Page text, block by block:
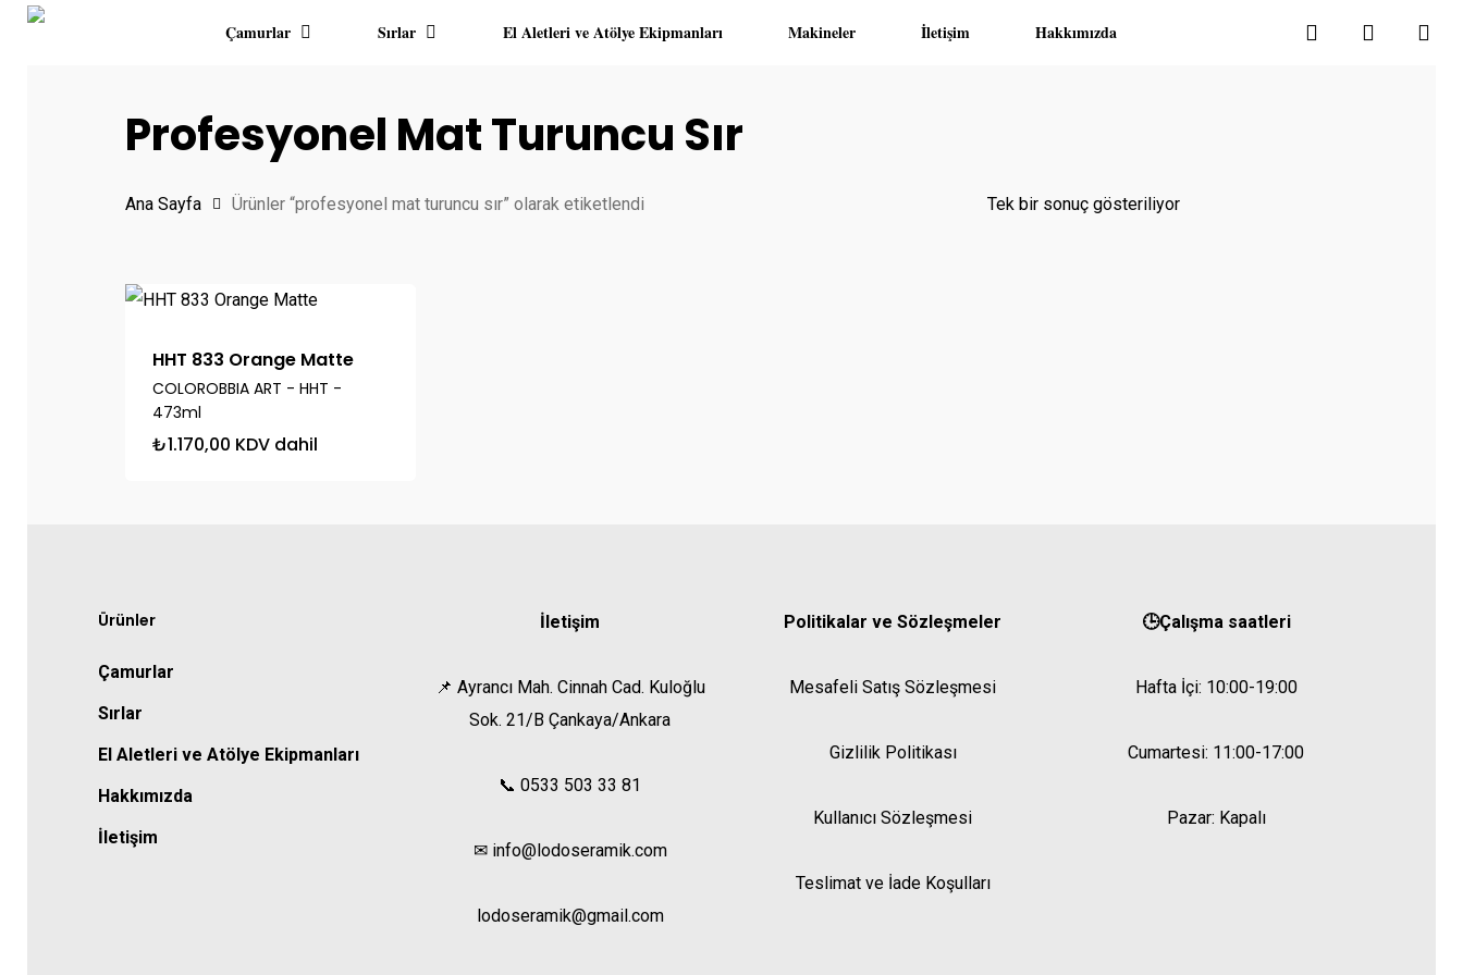
Skip
Hit enter to search or ESC to close
Çamurlar Sırlar El Aletleri ve Atölye Ekipmanları Makineler İletişim Hakkımızda search account
Profesyonel Mat Turuncu Sır
Tek bir sonuç gösteriliyor
Ana Sayfa Ürünler “profesyonel mat turuncu sır” olarak etiketlendi
HHT 833 Orange Matte
COLOROBBIA ART - HHT -
473ml
₺1.170,00 KDV dahil
Ürünler
Çamurlar
Sırlar
El Aletleri ve Atölye Ekipmanları
Hakkımızda
İletişim
İletişim
📌 Ayrancı Mah. Cinnah Cad. Kuloğlu
Sok. 21/B Çankaya/Ankara
📞 0533 503 33 81
✉ info@lodoseramik.com
lodoseramik@gmail.com
Politikalar ve Sözleşmeler
Mesafeli Satış Sözleşmesi
Gizlilik Politikası
Kullanıcı Sözleşmesi
Teslimat ve İade Koşulları
🕒Çalışma saatleri
Hafta İçi: 10:00-19:00
Cumartesi: 11:00-17:00
Pazar: Kapalı